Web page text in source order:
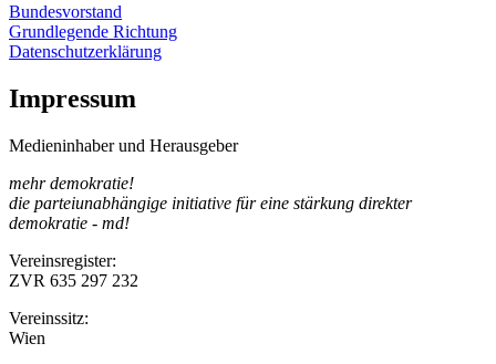
Bundesvorstand
Grundlegende Richtung
Datenschutzerklärung
Impressum
Medieninhaber und Herausgeber
mehr demokratie!
die parteiunabhängige initiative für eine stärkung direkter
demokratie - md!
Vereinsregister:
ZVR 635 297 232
Vereinssitz:
Wien